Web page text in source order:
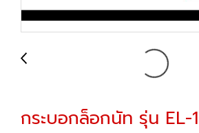
กระบอกล็อกนัท รุ่น EL-